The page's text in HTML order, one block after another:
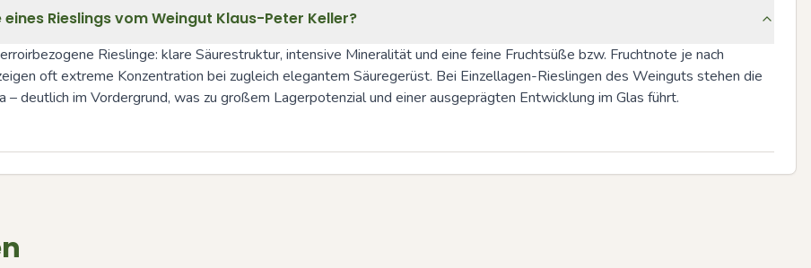
Rieslings vom Weingut Klaus-Peter Keller?
Rieslinge: klare Säurestruktur, intensive Mineralität und eine feine Fruchtsüße bzw. Fruchtnote je nach
oft extreme Konzentration bei zugleich elegantem Säuregerüst. Bei Einzellagen-Rieslingen des Weinguts stehen die
deutlich im Vordergrund, was zu großem Lagerpotenzial und einer ausgeprägten Entwicklung im Glas führt.